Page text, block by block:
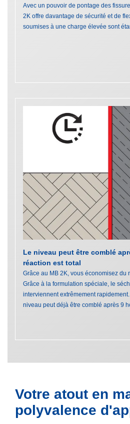
Avec un pouvoir de pontage des
2K offre davantage de sécurité et de
soumises à une charge élevée sont
Le niveau peut être comblé
réaction est total
Grâce au MB 2K, vous économisez du
Grâce à la formulation spéciale, le
interviennent extrêmement
niveau peut déjà être comblé après 9
Votre atout en
polyvalence